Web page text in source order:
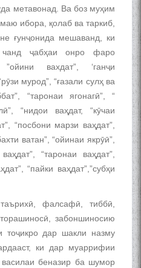
метавонад. Ва боз муҳим
ибора, қолаб ва таркиб,
ғунҷонида мешаванд, ки
ҷабҳаи онро фаро
”ойини вахдат”, ‘ганҷи
мурод”, “ғазали сулҳ ва
“таронаи ягонагӣ”, “
“нидои ваҳдат, “кӯчаи
“посбони марзи ваҳдат”,
ватан”, “ойинаи якрӯӣ”,
“таронаи ваҳдат”,
“пайки ваҳдат”,”субҳи
фалсафӣ, тиббӣ,
забоншиносию
тоҷикро дар шакли назму
ки дар муаррифии
беназир ба шумор